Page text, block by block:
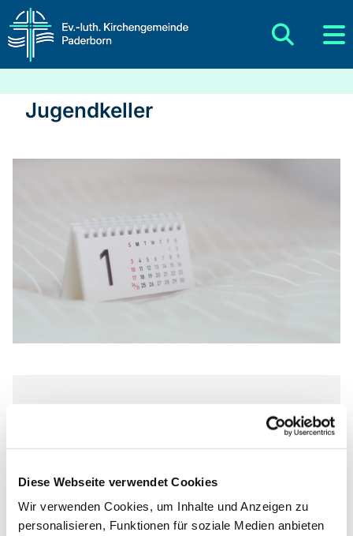
Diese Webseite verwendet Cookies
Wir verwenden Cookies, um Inhalte und Anzeigen zu
personalisieren, Funktionen für soziale Medien anbieten
Jugendkeller
Dienstag, 12. Januar 2027, 17:00 Uhr
Bastfelder Weg 30, 33098
Paderborn